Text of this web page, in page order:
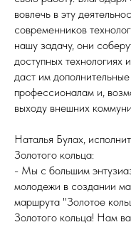
вовлечь в эту
современников
нашу задачу, они
доступных технологиях
даст им
профессионалам и,
выходу внешних
Наталья Булах,
Золотого кольца:
- Мы с большим
молодежи в создании
маршрута "Золотое
Золотого кольца! Нам